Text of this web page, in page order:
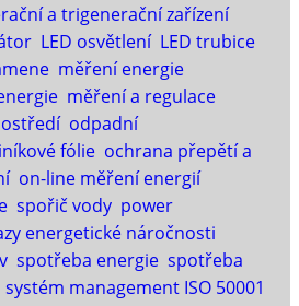
a trigenerační zařízení
LED osvětlení LED trubice
měření energie
měření a regulace
odpadní
fólie ochrana přepětí a
on-line měření energií
spořič vody power
energetické náročnosti
spotřeba energie spotřeba
systém management ISO 50001